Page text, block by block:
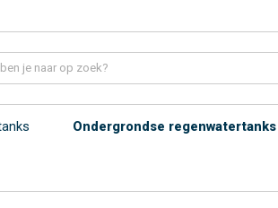
Ondergrondse regenwatertanks